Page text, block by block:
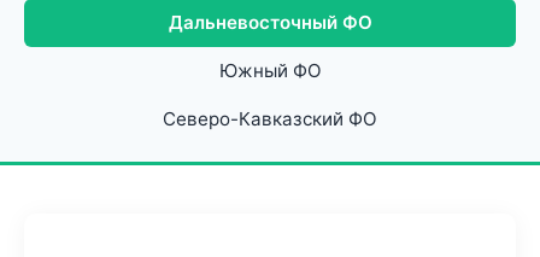
Дальневосточный ФО
Южный ФО
Северо-Кавказский ФО